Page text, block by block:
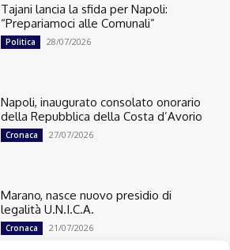
Tajani lancia la sfida per Napoli:
“Prepariamoci alle Comunali”
Politica 28/07/2026
Napoli, inaugurato consolato onorario
della Repubblica della Costa d’Avorio
Cronaca 27/07/2026
Marano, nasce nuovo presidio di
legalità U.N.I.C.A.
Cronaca 21/07/2026